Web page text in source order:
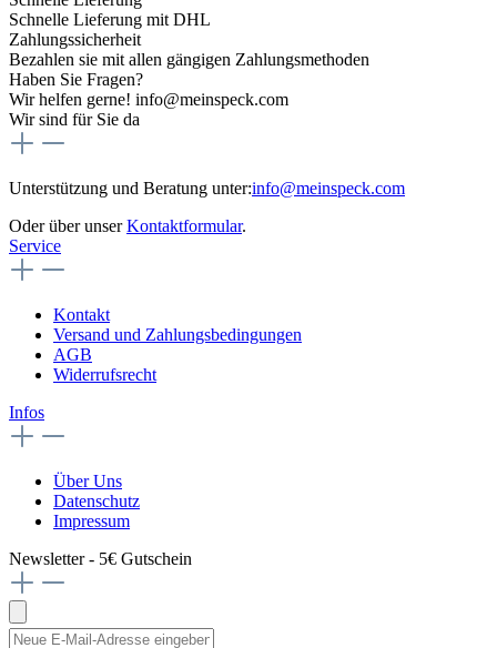
Schnelle Lieferung mit DHL
Zahlungssicherheit
Bezahlen sie mit allen gängigen Zahlungsmethoden
Haben Sie Fragen?
Wir helfen gerne! info@meinspeck.com
Wir sind für Sie da
Unterstützung und Beratung unter:info@meinspeck.com
Oder über unserKontaktformular.
Service
Kontakt
Versand und Zahlungsbedingungen
AGB
Widerrufsrecht
Infos
Über Uns
Datenschutz
Impressum
Newsletter - 5€ Gutschein